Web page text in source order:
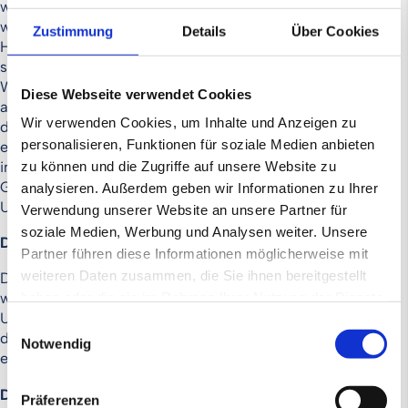
Zustimmung Details Über Cookies
Diese Webseite verwendet Cookies
Wir verwenden Cookies, um Inhalte und Anzeigen zu
personalisieren, Funktionen für soziale Medien anbieten
zu können und die Zugriffe auf unsere Website zu
analysieren. Außerdem geben wir Informationen zu Ihrer
Verwendung unserer Website an unsere Partner für
soziale Medien, Werbung und Analysen weiter. Unsere
Partner führen diese Informationen möglicherweise mit
weiteren Daten zusammen, die Sie ihnen bereitgestellt
Einwilligungsauswahl
Notwendig
Präferenzen
wurde, bildet den Nukleus der Gruppe. Aufgrund des
wachsenden Großhandelsgeschäftes wurde die Barnim
Handelsgesellschaft mbH und zur Abdeckung der
steigenden E-Commerce Nachfrage die pumpe24
Wassertechnik GmbH gegründet und erfolgreich
aufgebaut. Das Geschäftsfeld der Gruppe umfasst somit
die gesamte Wertschöpfungskette vom Großhandel, über
einen Onlineshop bis hin zur Installation von Pumpen
inklusive Servicedienstleistungen - auch im Bereich der
Geothermie und Wasserversorgung. Der konsolidierte
Umsatz im Jahr 2023 betrug 10,59 Mio. EUR.
Die Ausgangslage
Die geschäftsführenden Gesellschafter, die Familie Braun,
wollten aufgrund einer Altersnachfolge ihre
Unternehmensanteile verkaufen. Bei diesem Prozess hat
die COVENDIT Corporate Finance GmbH den Verkauf
exklusiv übernommen.
Der Verkaufsprozess